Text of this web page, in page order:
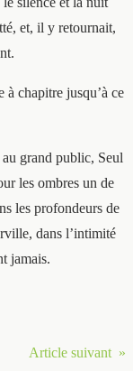
et, il y retournait,
à chapitre jusqu’à ce
grand public, Seul
les ombres un de
les profondeurs de
dans l’intimité
jamais.
Article suivant »